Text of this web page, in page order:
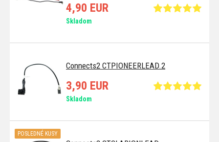
4,90 EUR
Skladom
Connects2 CTPIONEERLEAD.2
3,90 EUR
Skladom
POSLEDNÉ KUSY